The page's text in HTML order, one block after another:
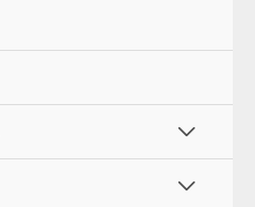
menú